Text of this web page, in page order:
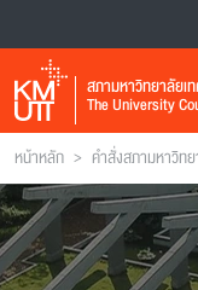
สภามหาวิทยาลัยเ
The University
หน้าหลัก > คำสั่งสภามหาวิท